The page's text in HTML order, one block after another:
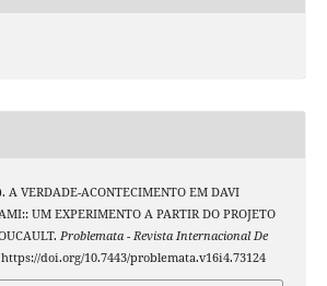
A VERDADE-ACONTECIMENTO EM DAVI
UM EXPERIMENTO A PARTIR DO PROJETO
Problemata - Revista Internacional De
https://doi.org/10.7443/problemata.v16i4.73124